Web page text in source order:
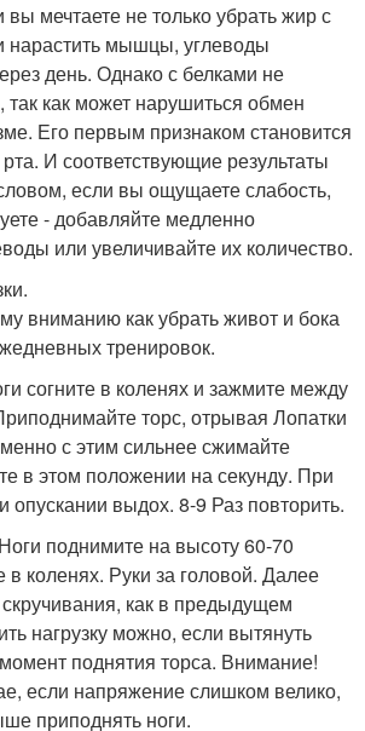
мечтаете не только убрать жир с
нарастить мышцы, углеводы
день. Однако с белками не
так как может нарушиться обмен
Его первым признаком становится
И соответствующие результаты
если вы ощущаете слабость,
- добавляйте медленно
или увеличивайте их количество.
вниманию как убрать живот и бока
тренировок.
согните в коленях и зажмите между
торс, отрывая Лопатки
с этим сильнее сжимайте
в этом положении на секунду. При
опускании выдох. 8-9 Раз повторить.
поднимите на высоту 60-70
в коленях. Руки за головой. Далее
как в предыдущем
нагрузку можно, если вытянуть
поднятия торса. Внимание!
если напряжение слишком велико,
приподнять ноги.